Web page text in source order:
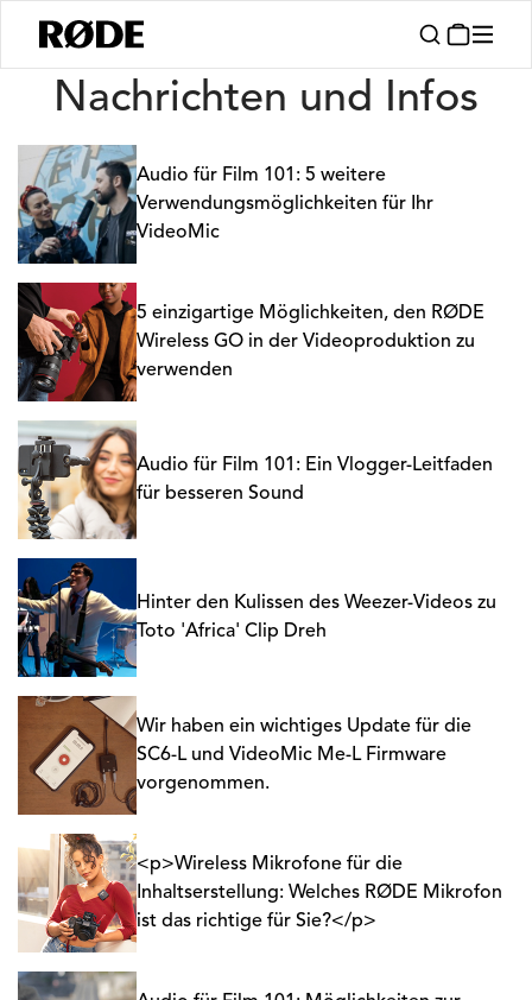
Nachrichten
Nachrichten und Infos
Audio für Film 101: 5 weitere
Verwendungsmöglichkeiten für Ihr
VideoMic
5 einzigartige Möglichkeiten, den RØDE
Wireless GO in der Videoproduktion zu
verwenden
Audio für Film 101: Ein Vlogger-Leitfaden
für besseren Sound
Hinter den Kulissen des Weezer-Videos zu
Toto 'Africa' Clip Dreh
Wir haben ein wichtiges Update für die
SC6-L und VideoMic Me-L Firmware
vorgenommen.
<p>Wireless Mikrofone für die
Inhaltserstellung: Welches RØDE Mikrofon
ist das richtige für Sie?</p>